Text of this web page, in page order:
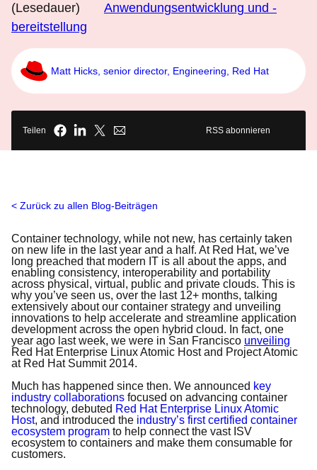
(Lesedauer)
Anwendungsentwicklung und -
bereitstellung
Matt Hicks, senior director, Engineering, Red Hat
Teilen RSS abonnieren
Zurück zu allen Blog-Beiträgen
Container technology, while not new, has certainly taken
on new life in the last year and a half. At Red Hat, we’ve
long preached that modern IT is all about the apps, and
enabling consistency, interoperability and portability
across physical, virtual, public and private clouds. This is
why you’ve seen us, over the last 12+ months, talking
extensively about our container strategy and unveiling
innovations to help accelerate and streamline application
development across the open hybrid cloud. In fact, one
year ago last week, we were in San Francisco unveiling
Red Hat Enterprise Linux Atomic Host and Project Atomic
at Red Hat Summit 2014.
Much has happened since then. We announced key
industry collaborations focused on advancing container
technology, debuted Red Hat Enterprise Linux Atomic
Host, and introduced the industry’s first certified container
ecosystem program to help connect the vast ISV
ecosystem to containers and make them consumable for
customers.